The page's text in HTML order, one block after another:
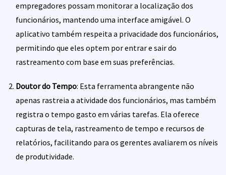
empregadores possam monitorar a localização dos
funcionários, mantendo uma interface amigável. O
aplicativo também respeita a privacidade dos funcionários,
permitindo que eles optem por entrar e sair do
rastreamento com base em suas preferências.
Doutor do Tempo: Esta ferramenta abrangente não
apenas rastreia a atividade dos funcionários, mas também
registra o tempo gasto em várias tarefas. Ela oferece
capturas de tela, rastreamento de tempo e recursos de
relatórios, facilitando para os gerentes avaliarem os níveis
de produtividade.